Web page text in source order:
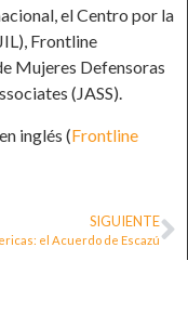
el Centro por la
Frontline
Mujeres Defensoras
(JASS).
inglés (Frontline
SIGUIENTE
el Acuerdo de Escazú